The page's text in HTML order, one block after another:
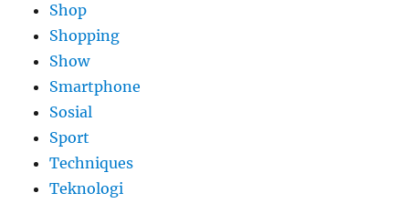
Shop
Shopping
Show
Smartphone
Sosial
Sport
Techniques
Teknologi